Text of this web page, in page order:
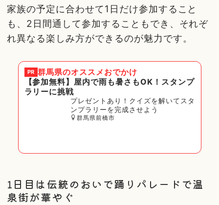
家族の予定に合わせて1日だけ参加すること
も、2日間通して参加することもでき、それぞ
れ異なる楽しみ方ができるのが魅力です。
PR 群馬県のオススメおでかけ
【参加無料】屋内で雨も暑さもOK！スタンプ
ラリーに挑戦
プレゼントあり！クイズを解いてスタ
ンプラリーを完成させよう
群馬県前橋市
1日目は伝統のおいで踊りパレードで温
泉街が華やぐ